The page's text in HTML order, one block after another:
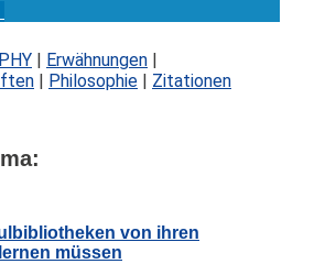
| Erwähnungen |
| Philosophie | Zitationen
von ihren
müssen